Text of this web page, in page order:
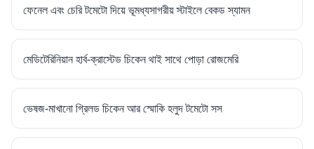
ফেনেল এবং চেরি টমেটো দিয়ে ভূমধ্যসাগরীয় স্টাইলে বেকড স্যামন
মেডিটেরিনিয়ান হার্ব-ক্রাস্টেড চিকেন থাই সাথে পোড়া রোজমেরি
ভেষজ-মাখানো গ্রিলড চিকেন আর স্মোকি হলুদ টমেটো সস